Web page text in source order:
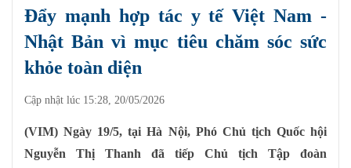
Đẩy mạnh hợp tác y tế Việt Nam -
Nhật Bản vì mục tiêu chăm sóc sức
khỏe toàn diện
Cập nhật lúc 15:28, 20/05/2026
(VIM) Ngày 19/5, tại Hà Nội, Phó Chủ tịch Quốc hội
Nguyễn Thị Thanh đã tiếp Chủ tịch Tập đoàn